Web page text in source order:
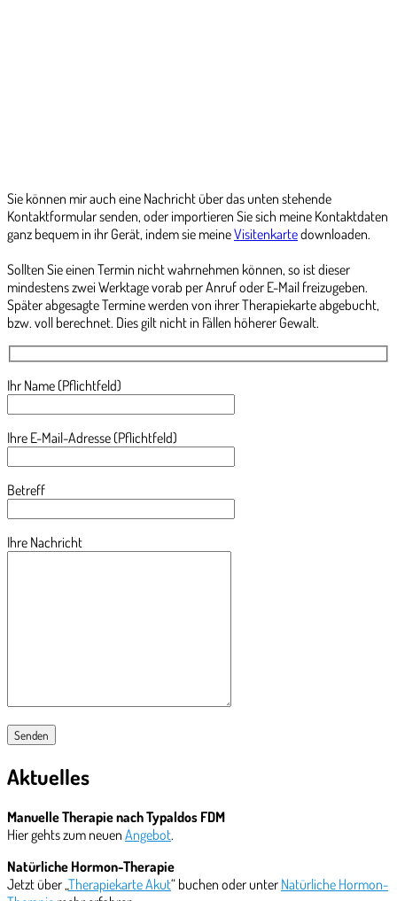
Sie können mir auch eine Nachricht über das unten stehende
Kontaktformular senden, oder importieren Sie sich meine Kontaktdaten
ganz bequem in ihr Gerät, indem sie meineVisitenkartedownloaden.
Sollten Sie einen Termin nicht wahrnehmen können, so ist dieser
mindestens zwei Werktage vorab per Anruf oder E-Mail freizugeben.
Später abgesagte Termine werden von ihrer Therapiekarte abgebucht,
bzw. voll berechnet. Dies gilt nicht in Fällen höherer Gewalt.
Ihr Name (Pflichtfeld)
Ihre E-Mail-Adresse (Pflichtfeld)
Betreff
Ihre Nachricht
Aktuelles
Manuelle Therapie nach Typaldos FDM
Hier gehts zum neuen Angebot.
Natürliche Hormon-Therapie
Jetzt über „Therapiekarte Akut“ buchen oder unter Natürliche Hormon-